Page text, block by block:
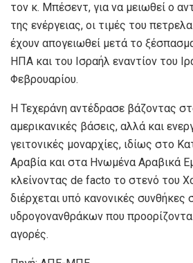
τον κ. Μπέσεντ, για να μειωθεί ο
της ενέργειας, οι τιμές του
έχουν απογειωθεί μετά το
ΗΠΑ και του Ισραήλ εναντίον του
Φεβρουαρίου.
Η Τεχεράνη αντέδρασε βάζοντας
αμερικανικές βάσεις, αλλά και
γειτονικές μοναρχίες, ιδίως στο
Αραβία και στα Ηνωμένα Αραβικά
κλείνοντας de facto το στενό του
διέρχεται υπό κανονικές
υδρογονανθράκων που προορίζονται
αγορές.